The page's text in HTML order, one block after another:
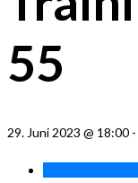
55
29. Juni 2023 @ 18:00 -